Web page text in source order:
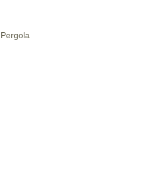
Pergola